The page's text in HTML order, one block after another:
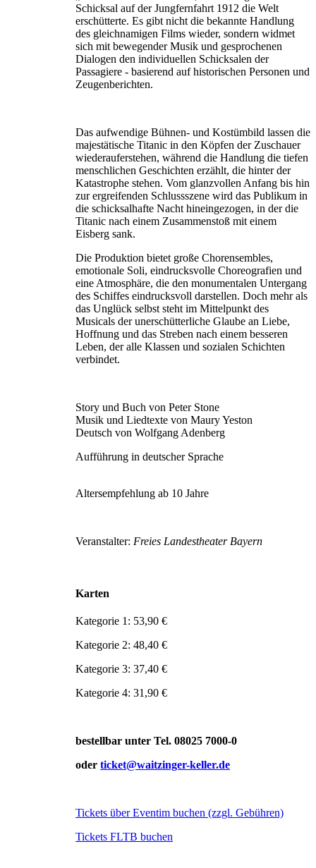
Schicksal auf der Jungfernfahrt 1912 die Welt
erschütterte. Es gibt nicht die bekannte Handlung
des gleichnamigen Films wieder, sondern widmet
sich mit bewegender Musik und gesprochenen
Dialogen den individuellen Schicksalen der
Passagiere - basierend auf historischen Personen und
Zeugenberichten.
Das aufwendige Bühnen- und Kostümbild lassen die
majestätische Titanic in den Köpfen der Zuschauer
wiederauferstehen, während die Handlung die tiefen
menschlichen Geschichten erzählt, die hinter der
Katastrophe stehen. Vom glanzvollen Anfang bis hin
zur ergreifenden Schlussszene wird das Publikum in
die schicksalhafte Nacht hineingezogen, in der die
Titanic nach einem Zusammenstoß mit einem
Eisberg sank.
Die Produktion bietet große Chorensembles,
emotionale Soli, eindrucksvolle Choreografien und
eine Atmosphäre, die den monumentalen Untergang
des Schiffes eindrucksvoll darstellen. Doch mehr als
das Unglück selbst steht im Mittelpunkt des
Musicals der unerschütterliche Glaube an Liebe,
Hoffnung und das Streben nach einem besseren
Leben, der alle Klassen und sozialen Schichten
verbindet.
Story und Buch von Peter Stone
Musik und Liedtexte von Maury Yeston
Deutsch von Wolfgang Adenberg
Aufführung in deutscher Sprache
Altersempfehlung ab 10 Jahre
Veranstalter: Freies Landestheater Bayern
Karten
Kategorie 1: 53,90 €
Kategorie 2: 48,40 €
Kategorie 3: 37,40 €
Kategorie 4: 31,90 €
bestellbar unter Tel. 08025 7000-0
oder ticket@waitzinger-keller.de
Tickets über Eventim buchen (zzgl. Gebühren)
Tickets FLTB buchen